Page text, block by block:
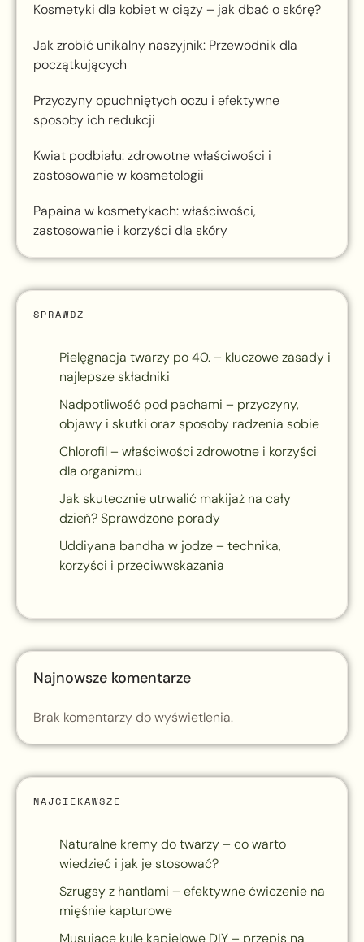
Kosmetyki dla kobiet w ciąży – jak dbać o skórę?
Jak zrobić unikalny naszyjnik: Przewodnik dla
początkujących
Przyczyny opuchniętych oczu i efektywne
sposoby ich redukcji
Kwiat podbiału: zdrowotne właściwości i
zastosowanie w kosmetologii
Papaina w kosmetykach: właściwości,
zastosowanie i korzyści dla skóry
SPRAWDŹ
Pielęgnacja twarzy po 40. – kluczowe zasady i
najlepsze składniki
Nadpotliwość pod pachami – przyczyny,
objawy i skutki oraz sposoby radzenia sobie
Chlorofil – właściwości zdrowotne i korzyści
dla organizmu
Jak skutecznie utrwalić makijaż na cały
dzień? Sprawdzone porady
Uddiyana bandha w jodze – technika,
korzyści i przeciwwskazania
Najnowsze komentarze
Brak komentarzy do wyświetlenia.
NAJCIEKAWSZE
Naturalne kremy do twarzy – co warto
wiedzieć i jak je stosować?
Szrugsy z hantlami – efektywne ćwiczenie na
mięśnie kapturowe
Musujące kule kąpielowe DIY – przepis na